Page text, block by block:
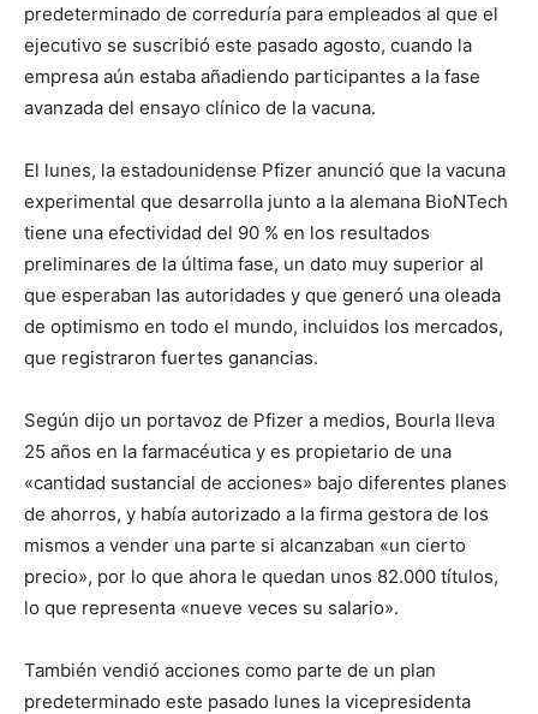
predeterminado de correduría para empleados al que el
ejecutivo se suscribió este pasado agosto, cuando la
empresa aún estaba añadiendo participantes a la fase
avanzada del ensayo clínico de la vacuna.
El lunes, la estadounidense Pfizer anunció que la vacuna
experimental que desarrolla junto a la alemana BioNTech
tiene una efectividad del 90 % en los resultados
preliminares de la última fase, un dato muy superior al
que esperaban las autoridades y que generó una oleada
de optimismo en todo el mundo, incluidos los mercados,
que registraron fuertes ganancias.
Según dijo un portavoz de Pfizer a medios, Bourla lleva
25 años en la farmacéutica y es propietario de una
«cantidad sustancial de acciones» bajo diferentes planes
de ahorros, y había autorizado a la firma gestora de los
mismos a vender una parte si alcanzaban «un cierto
precio», por lo que ahora le quedan unos 82.000 títulos,
lo que representa «nueve veces su salario».
También vendió acciones como parte de un plan
predeterminado este pasado lunes la vicepresidenta